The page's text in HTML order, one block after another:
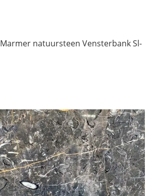
Marmer natuursteen Vensterbank Sl-